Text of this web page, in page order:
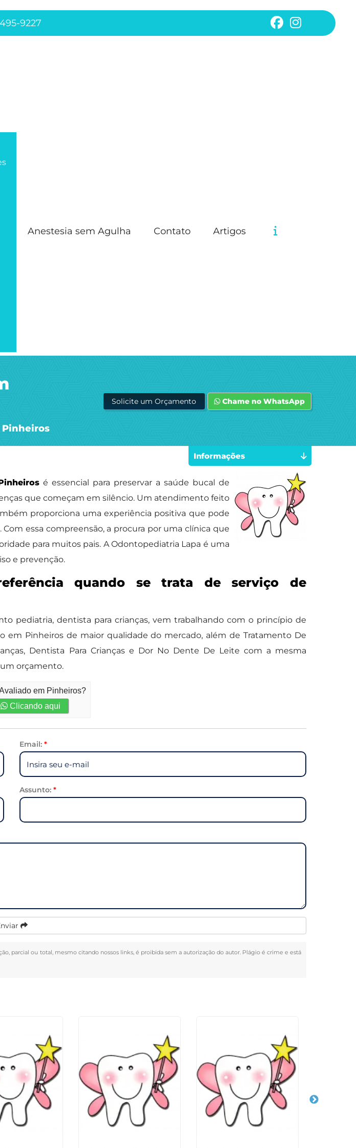
9227
Anestesia sem Agulha Contato Artigos
Solicite um Orçamento Chame no WhatsApp
é essencial para preservar a saúde bucal de
que começam em silêncio. Um atendimento feito
proporciona uma experiência positiva que pode
essa compreensão, a procura por uma clínica que
para muitos pais. A Odontopediatria Lapa é uma
e prevenção.
quando se trata de serviço de
pediatria, dentista para crianças, vem trabalhando com o princípio de
em Pinheiros de maior qualidade do mercado, além de Tratamento De
Dentista Para Crianças e Dor No Dente De Leite com a mesma
orçamento.
em Pinheiros?
Clicando aqui
Email: *
Assunto: *
parcial ou total, mesmo citando nossos links, é proibida sem a autorização do autor. Plágio é crime e está
Informações